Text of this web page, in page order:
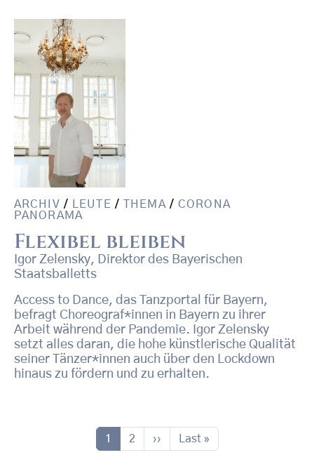
ARCHIV / LEUTE / THEMA/CORONA
PANORAMA
Flexibel bleiben
Igor Zelensky, Direktor des Bayerischen
Staatsballetts
Access to Dance, das Tanzportal für Bayern,
befragt Choreograf*innen in Bayern zu ihrer
Arbeit während der Pandemie. Igor Zelensky
setzt alles daran, die hohe künstlerische Qualität
seiner Tänzer*innen auch über den Lockdown
hinaus zu fördern und zu erhalten.
Seitennummerierung
Seite
1 Seite
2 Nächste Seite
›› Letzte Seite
Last »